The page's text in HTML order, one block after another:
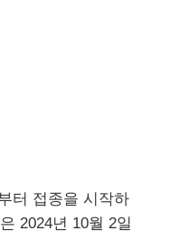
터 접종을 시작하
2024년 10월 2일